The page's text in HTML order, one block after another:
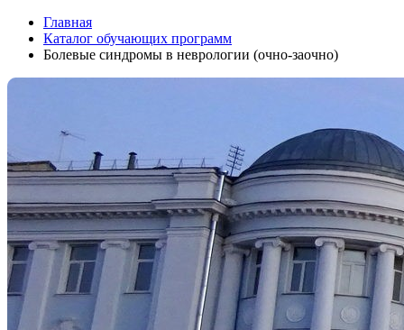
Главная
Каталог обучающих программ
Болевые синдромы в неврологии (очно-заочно)